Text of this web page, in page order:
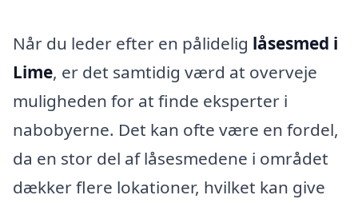
Når du leder efter en pålidelig låsesmed i
Lime, er det samtidig værd at overveje
muligheden for at finde eksperter i
nabobyerne. Det kan ofte være en fordel,
da en stor del af låsesmedene i området
dækker flere lokationer, hvilket kan give